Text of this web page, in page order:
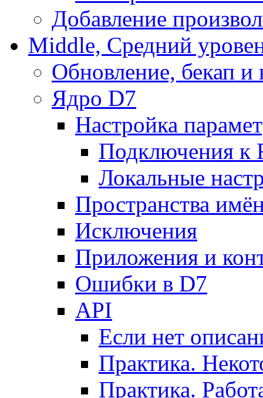
Добавление
Middle, Средний
Обновление, бекап и
Ядро D7
Настройка
Подключения к
Локальные
Пространства
Исключения
Приложения и
Ошибки в D7
API
Если нет
Практика.
Практика.